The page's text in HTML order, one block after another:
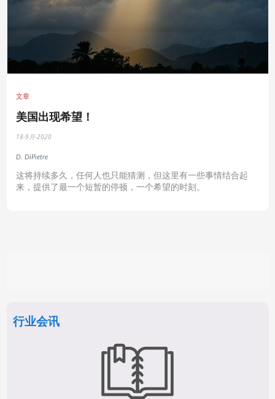
文章
美国出现希望！
18-9月-2020
D. DiPietre
这将持续多久，任何人也只能猜测，但这里有一些事情结合起
来，提供了最一个短暂的停顿，一个希望的时刻。
行业会讯